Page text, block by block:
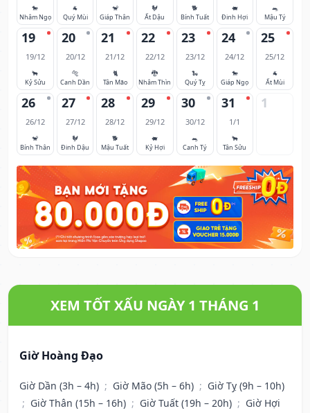
🐎
Nhâm Ngọ
🐐
Quý Mùi
🐒
Giáp Thân
🐓
Ất Dậu
🐕
Bính Tuất
🐖
Đinh Hợi
🐀
Mậu Tý
19
19/12
🐂
Kỷ Sửu
20
20/12
🐅
Canh Dần
21
21/12
🐈
Tân Mão
22
22/12
🐉
Nhâm Thìn
23
23/12
🐍
Quý Tỵ
24
24/12
🐎
Giáp Ngọ
25
25/12
🐐
Ất Mùi
26
26/12
🐒
Bính Thân
27
27/12
🐓
Đinh Dậu
28
28/12
🐕
Mậu Tuất
29
29/12
🐖
Kỷ Hợi
30
30/12
🐀
Canh Tý
31
1/1
🐂
Tân Sửu
1
XEM TỐT XẤU NGÀY 1 THÁNG 1
Giờ Hoàng Đạo
Giờ Dần (3h – 4h) ; Giờ Mão (5h – 6h) ; Giờ Tỵ (9h – 10h)
; Giờ Thân (15h – 16h) ; Giờ Tuất (19h – 20h) ; Giờ Hợi